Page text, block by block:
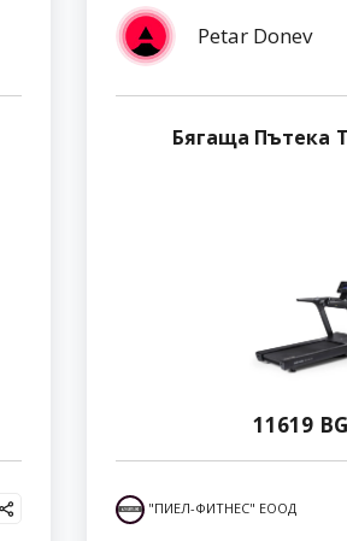
Petar Donev
Бягаща Пътека
11619
"ПИЕЛ-ФИТНЕС" ЕООД